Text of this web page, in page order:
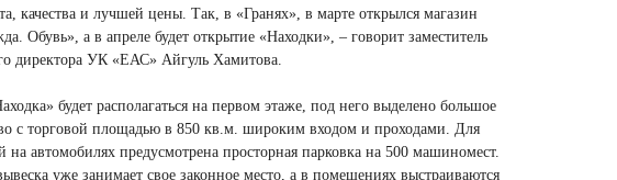
качества и лучшей цены. Так, в «Гранях», в марте открылся магазин
Обувь», а в апреле будет открытие «Находки», – говорит заместитель
директора УК «ЕАС» Айгуль Хамитова.
будет располагаться на первом этаже, под него выделено большое
с торговой площадью в 850 кв.м. широким входом и проходами. Для
на автомобилях предусмотрена просторная парковка на 500 машиномест.
уже занимает свое законное место, а в помещениях выстраиваются